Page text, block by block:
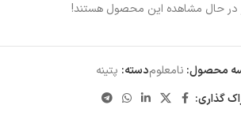
در حال مشاهده این محصول هستند!
محصول: نامعلومدسته: پتینه
گذاری: